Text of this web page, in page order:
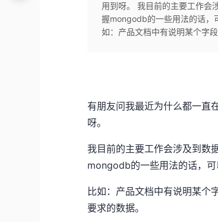
用到呀。 我目前的主要工作会
握mongodb的一些用法的话，
如：产品文档中有说明某个字
有朋友问我最近为什么都一直
呀。
我目前的主要工作会涉及到数
mongodb的一些用法的话，可
比如：产品文档中有说明某个
要求的数据。